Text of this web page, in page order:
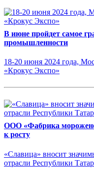
В июне пройдет самое
промышленности
18-20 июня 2024 года,
«Крокус Экспо»
ООО «Фабрика
к росту
«Славица» вносит
отрасли Республики